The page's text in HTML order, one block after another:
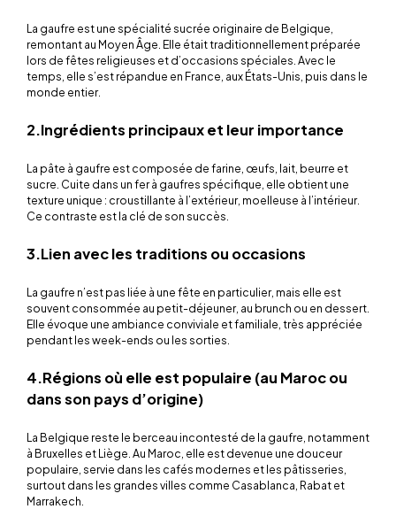
La gaufre est une spécialité sucrée originaire de Belgique,
remontant au Moyen Âge. Elle était traditionnellement préparée
lors de fêtes religieuses et d’occasions spéciales. Avec le
temps, elle s’est répandue en France, aux États-Unis, puis dans le
monde entier.
2.Ingrédients principaux et leur importance
La pâte à gaufre est composée de farine, œufs, lait, beurre et
sucre. Cuite dans un fer à gaufres spécifique, elle obtient une
texture unique : croustillante à l’extérieur, moelleuse à l’intérieur.
Ce contraste est la clé de son succès.
3.Lien avec les traditions ou occasions
La gaufre n’est pas liée à une fête en particulier, mais elle est
souvent consommée au petit-déjeuner, au brunch ou en dessert.
Elle évoque une ambiance conviviale et familiale, très appréciée
pendant les week-ends ou les sorties.
4.Régions où elle est populaire (au Maroc ou
dans son pays d’origine)
La Belgique reste le berceau incontesté de la gaufre, notamment
à Bruxelles et Liège. Au Maroc, elle est devenue une douceur
populaire, servie dans les cafés modernes et les pâtisseries,
surtout dans les grandes villes comme Casablanca, Rabat et
Marrakech.